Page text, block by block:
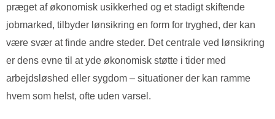
præget af økonomisk usikkerhed og et stadigt skiftende
jobmarked, tilbyder lønsikring en form for tryghed, der kan
være svær at finde andre steder. Det centrale ved lønsikring
er dens evne til at yde økonomisk støtte i tider med
arbejdsløshed eller sygdom – situationer der kan ramme
hvem som helst, ofte uden varsel.